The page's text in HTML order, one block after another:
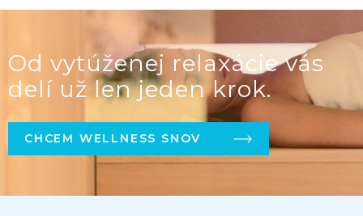
Od vytúženej relaxácie vás
delí už len jeden krok.
CHCEM WELLNESS SNOV